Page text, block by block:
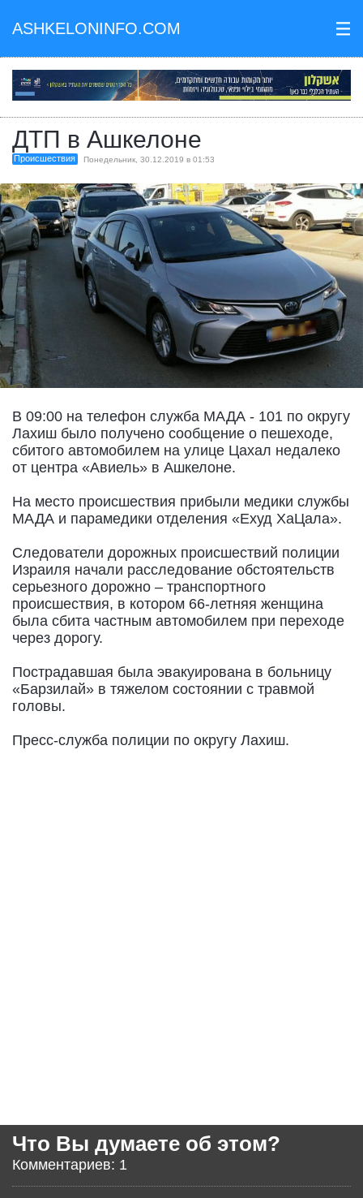
ASHKELONINFO.COM III
ДТП в Ашкелоне
Происшествия Понедельник, 30.12.2019 в 01:53
В 09:00 на телефон служба МАДА - 101 по округу
Лахиш было получено сообщение о пешеходе,
сбитого автомобилем на улице Цахал недалеко
от центра «Авиель» в Ашкелоне.
На место происшествия прибыли медики службы
МАДА и парамедики отделения «Ехуд ХаЦала».
Следователи дорожных происшествий полиции
Израиля начали расследование обстоятельств
серьезного дорожно – транспортного
происшествия, в котором 66-летняя женщина
была сбита частным автомобилем при переходе
через дорогу.
Пострадавшая была эвакуирована в больницу
«Барзилай» в тяжелом состоянии с травмой
головы.
Пресс-служба полиции по округу Лахиш.
Что Вы думаете об этом?
Комментариев: 1